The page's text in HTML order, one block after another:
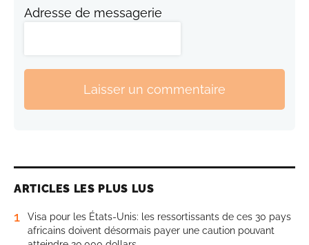
Adresse de messagerie
Laisser un commentaire
ARTICLES LES PLUS LUS
1
Visa pour les États-Unis: les ressortissants de ces 30 pays
africains doivent désormais payer une caution pouvant